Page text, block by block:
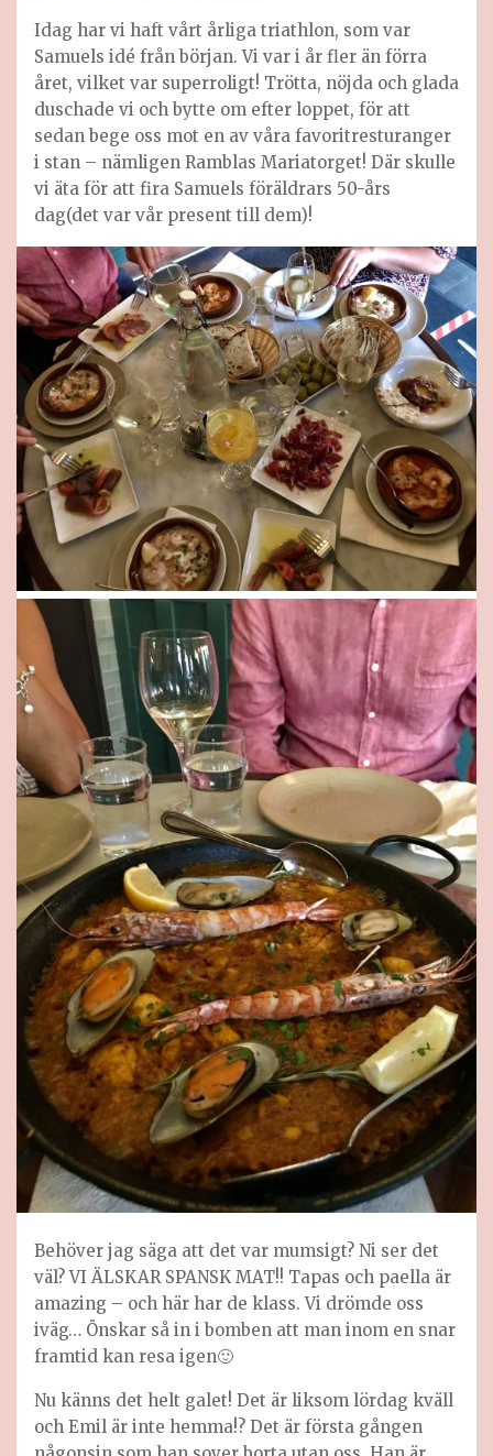
Idag har vi haft vårt årliga triathlon, som var
Samuels idé från början. Vi var i år fler än förra
året, vilket var superroligt! Trötta, nöjda och glada
duschade vi och bytte om efter loppet, för att
sedan bege oss mot en av våra favoritresturanger
i stan – nämligen Ramblas Mariatorget! Där skulle
vi äta för att fira Samuels föräldrars 50-års
dag(det var vår present till dem)!
Behöver jag säga att det var mumsigt? Ni ser det
väl? VI ÄLSKAR SPANSK MAT!! Tapas och paella är
amazing – och här har de klass. Vi drömde oss
iväg… Önskar så in i bomben att man inom en snar
framtid kan resa igen🙂
Nu känns det helt galet! Det är liksom lördag kväll
och Emil är inte hemma!? Det är första gången